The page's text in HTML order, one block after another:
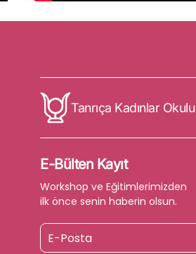
Tanrıça Kadınlar Okulu
E-Bülten Kayıt
Workshop ve Eğitimlerimizden
ilk önce senin haberin olsun.